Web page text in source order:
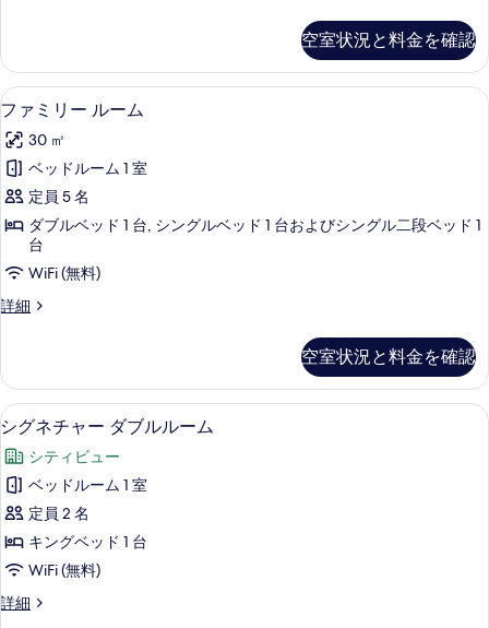
表
示
す
る
煙
エ
ン
ス
イ
ー
ト
す
べ
の
写
真
を
表
示
す
る
ー
ル
ー
禁
煙
エ
ン
ス
ー
ト
の
空室状況と料金を確認
フ
ァ
ミ
リ
ー
ー
ム
べ
て
の
写
真
を
表
示
す
ファミリー ルーム | 高級寝具、羽毛
9
ファミリー ルーム
30 ㎡
ベッドルーム 1 室
定員 5 名
ダブルベッド 1 台, シングルベッド 1 台およびシングル二段ベッド 1
台
WiFi (無料)
詳細
フ
ー
ル
ー
の
詳
細
空室状況と料金を確認
シ
グ
ネ
チ
ャ
ー
ブ
シグネチャー ダブルルーム | 高級寝
6
シグネチャー ダブルルーム
シティビュー
ベッドルーム 1 室
定員 2 名
キングベッド 1 台
WiFi (無料)
詳細
シ